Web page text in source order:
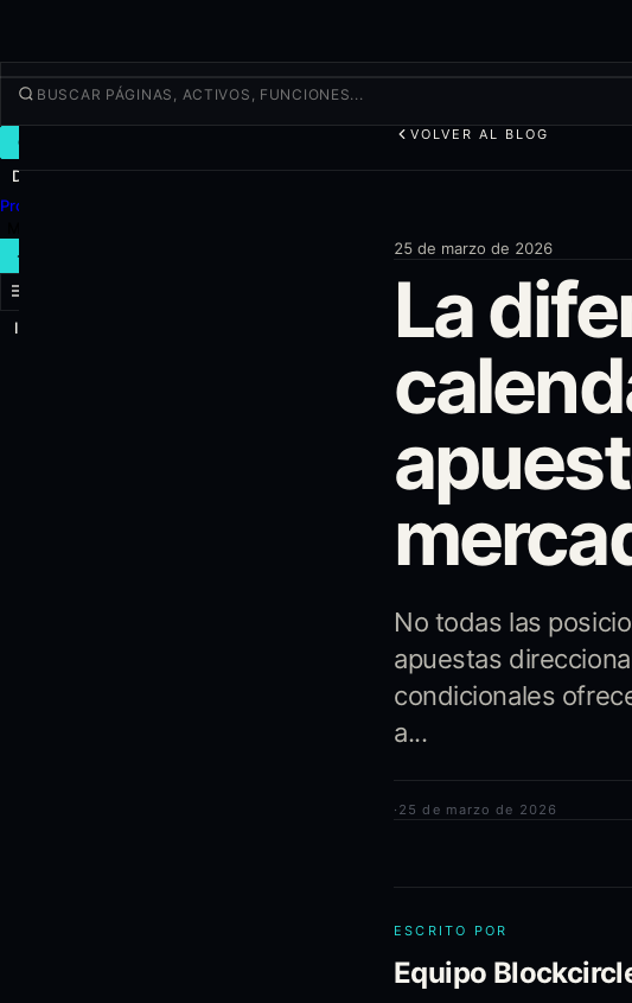
OPERAR
Descubrir
Productos
Iniciar sesión
VOLVER AL BLOG
25 de marzo de 2026
La
No todas las
apuestas
condicionales
a...
· 25 de marzo de 2026
ESCRITO POR
Equipo